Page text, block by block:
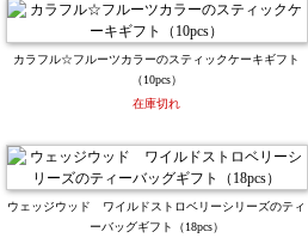
カラフル☆フルーツカラーのスティックケーキギフト
（10pcs）
在庫切れ
ウェッジウッド ワイルドストロベリーシリーズのティ
ーバッグギフト（18pcs）